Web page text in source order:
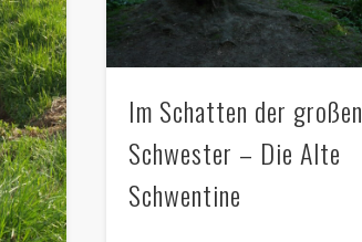
Im Schatten der großen
Schwester – Die Alte
Schwentine